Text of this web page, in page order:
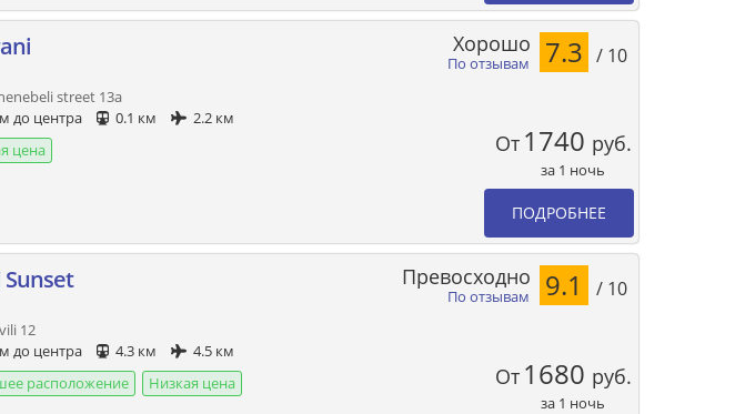
street 13a
до центра
0.1 км
2.2 км
цена
По отзывам
Хорошо 7.3 / 10
От 1740 руб.
за 1 ночь
ПОДРОБНЕЕ
Sunset
12
до центра
4.3 км
4.5 км
расположение
Низкая цена
По отзывам
Превосходно 9.1 / 10
От 1680 руб.
за 1 ночь